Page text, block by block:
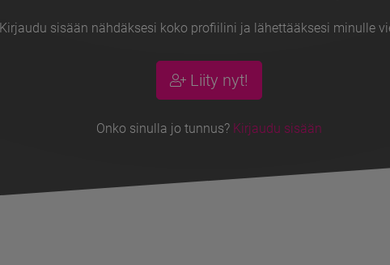
Kirjaudu sisään nähdäksesi koko profiilini ja lähettääksesi minulle
Liity nyt!
Onko sinulla jo tunnus? Kirjaudu sisään